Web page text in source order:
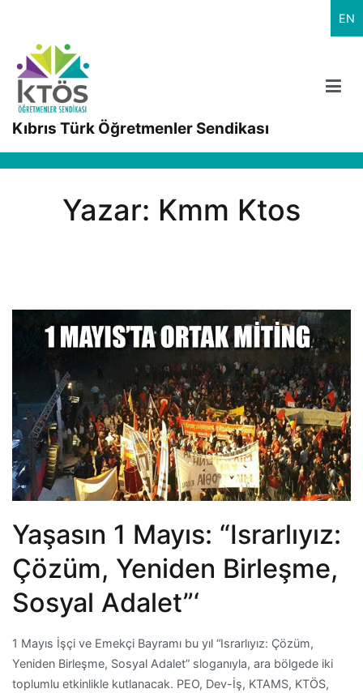
EN
Kıbrıs Türk Öğretmenler Sendikası
Yazar: Kmm Ktos
Yaşasın 1 Mayıs: “Israrlıyız:
Çözüm, Yeniden Birleşme,
Sosyal Adalet”‘
1 Mayıs İşçi ve Emekçi Bayramı bu yıl “Israrlıyız: Çözüm,
Yeniden Birleşme, Sosyal Adalet” sloganıyla, ara bölgede iki
toplumlu etkinlikle kutlanacak. PEO, Dev-İş, KTAMS, KTÖS,